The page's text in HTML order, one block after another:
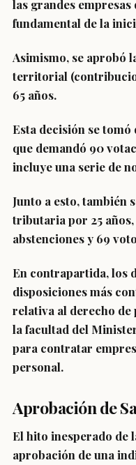
las grandes empresas
fundamental de la
Asimismo, se aprobó
territorial
65 años.
Esta decisión se tomó
que demandó 90
incluye una serie de
Junto a esto, también
tributaria por 25 años
abstenciones y 69
En contrapartida, los
disposiciones más
relativa al derecho
la facultad del
para contratar
personal.
Aprobación de
El hito inesperado de
aprobación de una